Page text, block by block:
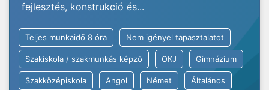
fejlesztés, konstrukció és...
Teljes munkaidő 8 óra Nem igényel tapasztalatot
Szakiskola / szakmunkás képző OKJ Gimnázium
Szakközépiskola Angol Német Általános